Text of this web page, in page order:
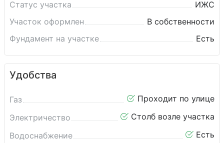
Статус участка
ИЖС
Участок оформлен
В собственности
Фундамент на участке
Есть
Удобства
Газ
Проходит по улице
Электричество
Столб возле участка
Водоснабжение
Есть